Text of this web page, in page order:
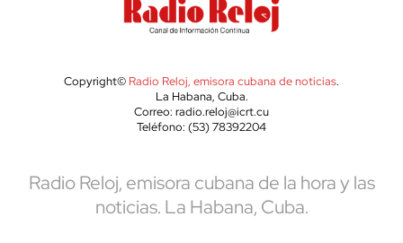
Copyright© Radio Reloj, emisora cubana de noticias.
La Habana, Cuba.
Correo: radio.reloj@icrt.cu
Teléfono: (53) 78392204
Radio Reloj, emisora cubana de la hora y las
noticias. La Habana, Cuba.